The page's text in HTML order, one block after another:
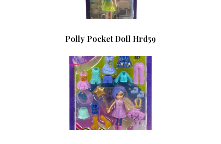
Polly Pocket Doll Hrd59